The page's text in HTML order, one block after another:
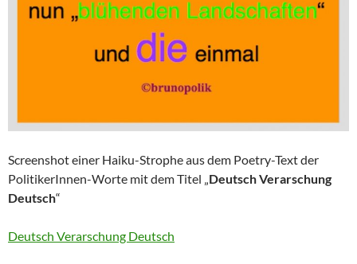
Screenshot einer Haiku-Strophe aus dem Poetry-Text der
PolitikerInnen-Worte mit dem Titel „ Deutsch Verarschung
Deutsch“
Deutsch Verarschung Deutsch